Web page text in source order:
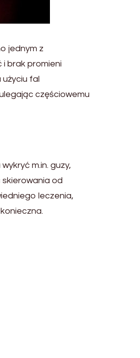
jednym z
brak promieni
fal
częściowemu
m.in. guzy,
od
leczenia,